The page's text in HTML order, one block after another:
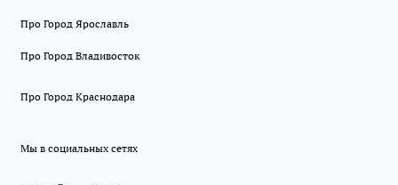
Про Город Ярославль
Про Город Владивосток
Про Город Краснодара
Мы в социальных сетях